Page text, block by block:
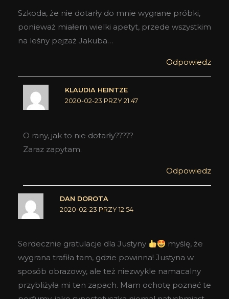
Szkoda, że nie dotarły do mnie wygrane próbki,
ponieważ miałem wielki apetyt, przede wszystkim
na leśny pejzaż Jakuba…
Odpowiedz
KLAUDIA HEINTZE
2020-02-23 PRZY 21:47
O rany, jak to nie dotarły?????
Zaraz zapytam.
Odpowiedz
DAN DOROTA
2020-02-23 PRZY 12:54
Serdecznie gratulacje dla Justyny
myślę, że
wygrana trafiła tam, gdzie powinna! Justyna w
sposób obrazowy, ale też niezwykle namacalny
przybliżyła mi ten zapach. Mam ochotę poznać te